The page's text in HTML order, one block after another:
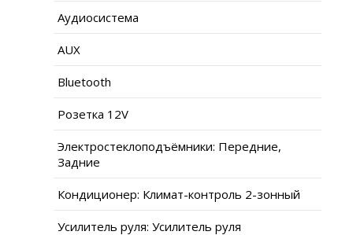
Аудиосистема
AUX
Bluetooth
Розетка 12V
Электростеклоподъёмники: Передние,
Задние
Кондиционер: Климат-контроль 2-зонный
Усилитель руля: Усилитель руля